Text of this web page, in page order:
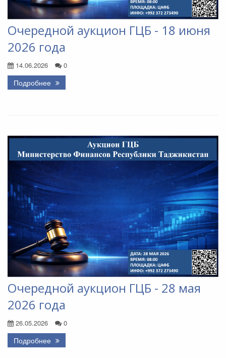
Очередной аукцион ГЦБ - 18 июня
2026 года
14.06.2026 0
Подробнее
Очередной аукцион ГЦБ - 28 мая
2026 года
26.05.2026 0
Подробнее